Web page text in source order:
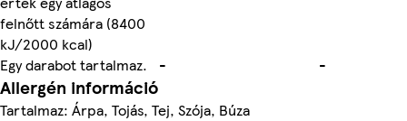
felnőtt számára (8400
kJ/2000 kcal)
Egy darabot tartalmaz. - -
Allergén információ
Tartalmaz: Árpa, Tojás, Tej, Szója, Búza